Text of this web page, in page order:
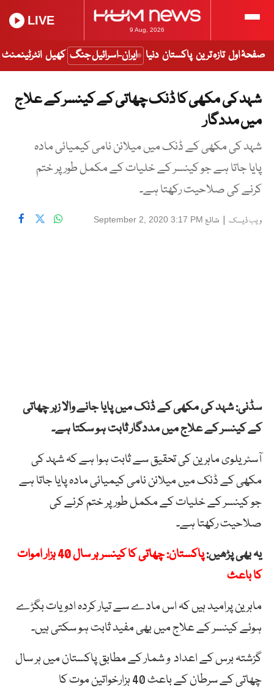
9 Aug, 2026
LIVE
صفحۂ اول تازہ ترین پاکستان دنیا ایران-اسرائیل جنگ کھیل انٹرٹینمنٹ
شہد کی مکھی کا ڈنک چھاتی کے کینسر کے علاج
میں مددگار
شہد کی مکھی کے ڈنک میں میلانن نامی کیمیائی مادہ
پایا جاتا ہے جو کینسر کے خلیات کے مکمل طور پر ختم
کرنے کی صلاحیت رکھتا ہے۔
ویب ڈیسک | شائع September 2, 2020 3:17 PM
سڈنی: شہد کی مکھی کے ڈنک میں پایا جانے والا زہر چھاتی
کے کینسر کے علاج میں مددگار ثابت ہو سکتا ہے۔
آسٹریلوی ماہرین کی تحقیق سے ثابت ہوا ہے کہ شہد کی
مکھی کے ڈنک میں میلانن نامی کیمیائی مادہ پایا جاتا ہے
جو کینسر کے خلیات کے مکمل طور پر ختم کرنے کی
صلاحیت رکھتا ہے۔
یہ بھی پڑھیں:
پاکستان: چھاتی کا کینسر ہر سال 40 ہزار اموات
کا باعث
ماہرین پرامید ہیں کہ اس مادے سے تیار کردہ ادویات بگڑے
ہوئے کینسر کے علاج میں بھی مفید ثابت ہو سکتی ہیں۔
گزشتہ برس کے اعداد و شمار کے مطابق پاکستان میں ہر سال
چھاتی کے سرطان کے باعث 40 ہزارخواتین موت کا